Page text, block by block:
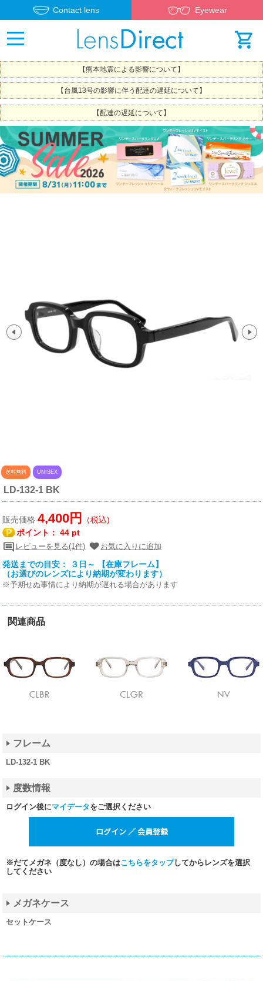
Contact lens Eyewear
【熊本地震による影響について】
【台風13号の影響に伴う配達の遅延について】
【配達の遅延について】
送料無料 UNISEX
LD-132-1 BK
販売価格4,400円
（税込)
ポイント：44 pt
レビューを見る(1件) お気に入りに追加
発送までの目安： ３日～ 【在庫フレーム】
（お選びのレンズにより納期が変わります）
※予期せぬ事情により納期が遅れる場合があります
関連商品
フレーム
LD-132-1 BK
度数情報
ログイン後にマイデータをご選択ください
※だてメガネ（度なし）の場合はこちらをタップしてからレンズを選択
してください
メガネケース
セットケース